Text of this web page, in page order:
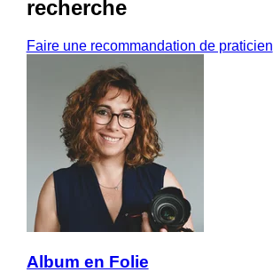
recherche
Faire une recommandation de praticien
Album en Folie